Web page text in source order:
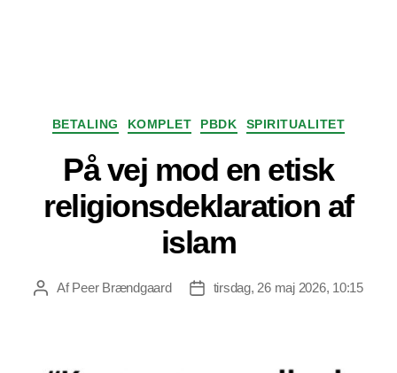
Kategorier
BETALING KOMPLET PBDK SPIRITUALITET
På vej mod en etisk
religionsdeklaration af
islam
Indlægsforfatter
AfPeer Brændgaard Indlægsdato
tirsdag, 26 maj 2026, 10:15